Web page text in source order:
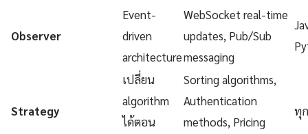
Observer
Event-
driven
architecture
WebSocket real-time
updates, Pub/Sub
messaging
Strategy
เปลี่ยน
algorithm
ได้ตอน
Sorting algorithms,
Authentication
methods, Pricing
ทุ